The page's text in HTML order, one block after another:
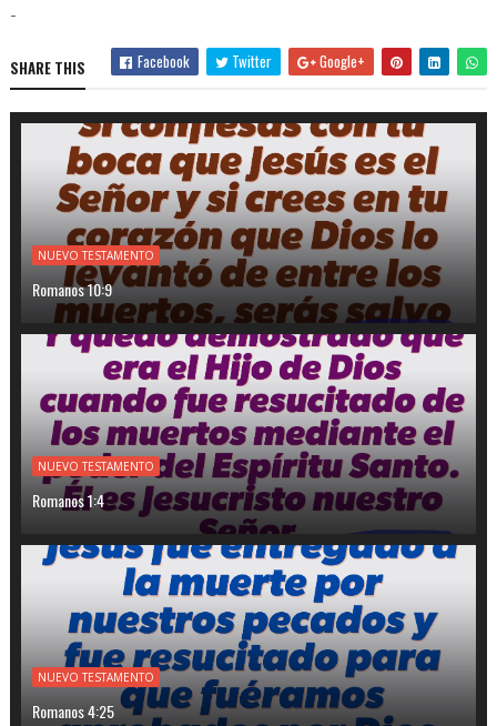
-
SHARE THIS Facebook Twitter Google+
NUEVO TESTAMENTO
Romanos 10:9
NUEVO TESTAMENTO
Romanos 1:4
NUEVO TESTAMENTO
Romanos 4:25